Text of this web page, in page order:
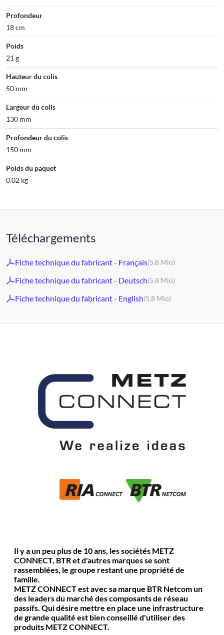
Profondeur
18 cm
Poids
21 g
Hauteur du colis
50 mm
Largeur du colis
130 mm
Profondeur du colis
150 mm
Poids du paquet
0.02 kg
Téléchargements
Fiche technique du fabricant - Français(5,8 Mio)
Fiche technique du fabricant - Deutsch(5,8 Mio)
Fiche technique du fabricant - English(5,8 Mio)
Il y a un peu plus de 10 ans, les sociétés METZ
CONNECT, BTR et d'autres marques se sont
rassemblées, le groupe restant une propriété de
famille.
METZ CONNECT est avec sa marque BTR Netcom un
des leaders du marché des composants de réseau
passifs. Qui désire mettre en place une infrastructure
de grande qualité est bien conseillé d'utiliser des
produits METZ CONNECT.